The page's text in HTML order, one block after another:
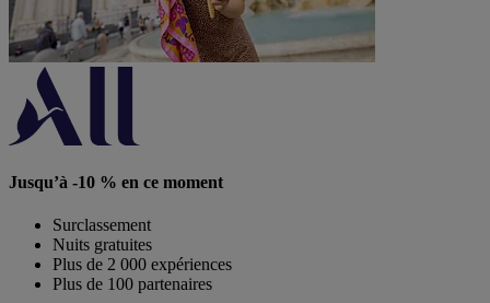
Jusqu’à -10 % en ce moment
Surclassement
Nuits gratuites
Plus de 2 000 expériences
Plus de 100 partenaires